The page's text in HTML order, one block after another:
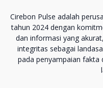
Cirebon Pulse adalah
tahun 2024 dengan
dan informasi yang
integritas sebagai
pada penyampaian fakta